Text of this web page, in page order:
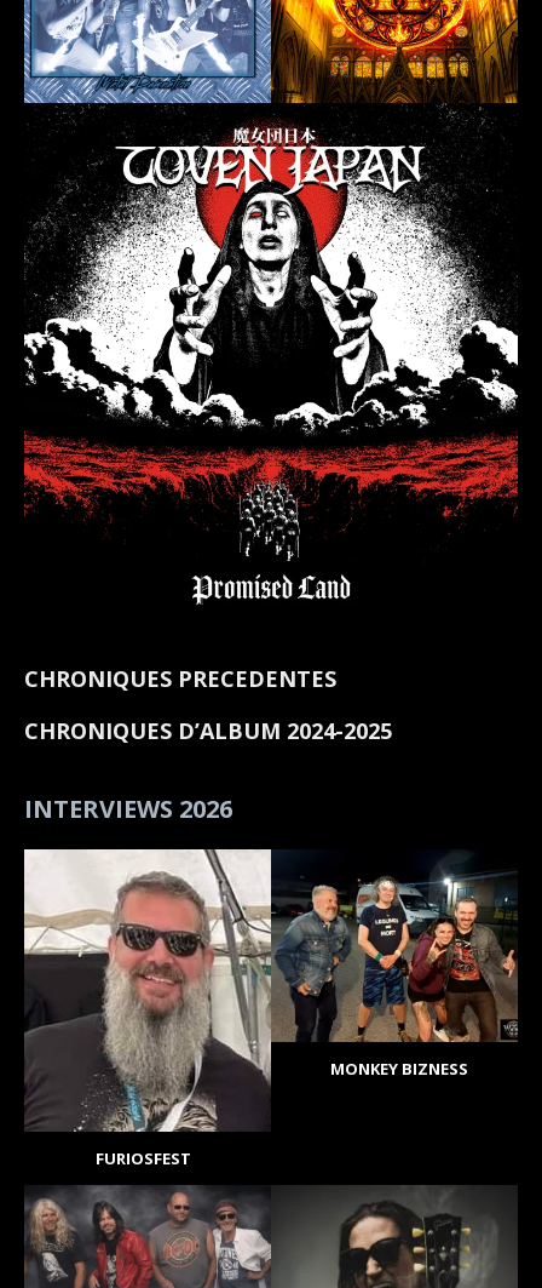
CHRONIQUES PRECEDENTES
CHRONIQUES D’ALBUM 2024-2025
INTERVIEWS 2026
FURIOSFEST
MONKEY BIZNESS